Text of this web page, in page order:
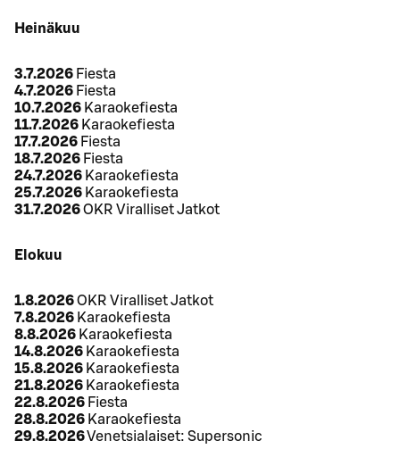
Heinäkuu
3.7.2026 Fiesta
4.7.2026 Fiesta
10.7.2026 Karaokefiesta
11.7.2026 Karaokefiesta
17.7.2026 Fiesta
18.7.2026 Fiesta
24.7.2026 Karaokefiesta
25.7.2026 Karaokefiesta
31.7.2026OKR Viralliset Jatkot
Elokuu
1.8.2026OKR Viralliset Jatkot
7.8.2026 Karaokefiesta
8.8.2026 Karaokefiesta
14.8.2026 Karaokefiesta
15.8.2026 Karaokefiesta
21.8.2026 Karaokefiesta
22.8.2026 Fiesta
28.8.2026 Karaokefiesta
29.8.2026Venetsialaiset: Supersonic